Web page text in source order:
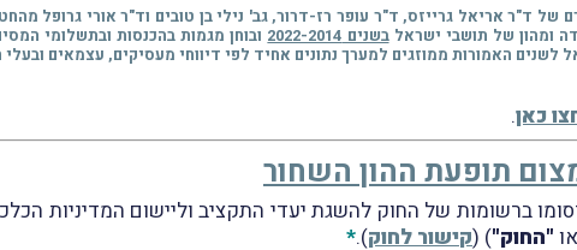
דיווחנו על פרסום מחקרם של ד"ר אריאל גרייזס, ד"ר עופר רז-דרור, גב' נילי בן טובים וד"ר
ומהון של תושבי ישראלבשנים 2022-2014
ובוחן מגמות בהכנסות ובתשלומי
האמורות ממוזגים למערך נתונים אחיד לפי דיווחי מעסיקים, עצמאים
כאן.
תופעת ההון השחור
או "החוק") (קישור לחוק).
*